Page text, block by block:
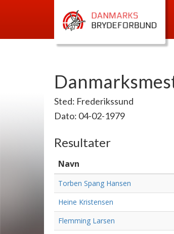
Sted: Frederikssund
Dato: 04-02-1979
Resultater
Navn
Torben Spang Hansen
Heine Kristensen
Flemming Larsen